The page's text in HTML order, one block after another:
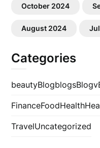
October 2024
August 2024
Categories
beautyBlogblogsBlogv
FinanceFoodHealth
TravelUncategorized